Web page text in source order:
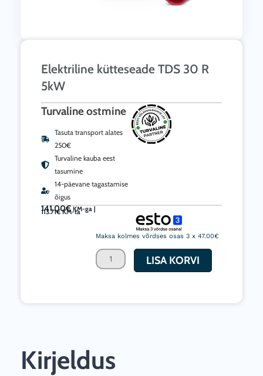
Elektriline kütteseade TDS 30 R
5kW
Turvaline ostmine
Tasuta transport alates
250€
Turvaline kauba eest
tasumine
14-päevane tagastamise
õigus
141.00€ KM-ga |
113.71€KM-ta
Maksa kolmes võrdses osas 3 x 47.00€
kütteseade
kogus
LISA KORVI
Kirjeldus